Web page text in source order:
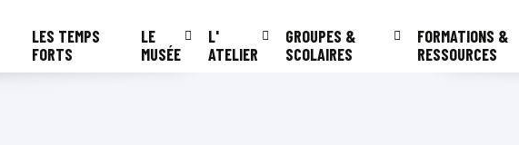
LES TEMPS
FORTS
LE
MUSÉE
L'
ATELIER
GROUPES &
SCOLAIRES
FORMATIONS &
RESSOURCES